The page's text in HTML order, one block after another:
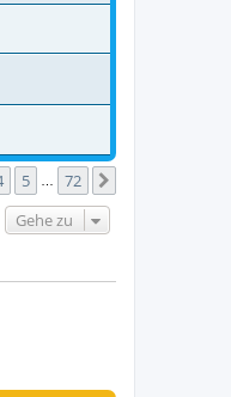
5 … 72
Gehe zu